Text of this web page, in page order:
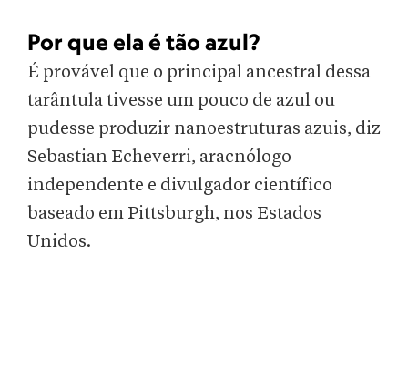
Por que ela é tão azul?
É provável que o principal ancestral dessa
tarântula tivesse um pouco de azul ou
pudesse produzir nanoestruturas azuis, diz
Sebastian Echeverri, aracnólogo
independente e divulgador científico
baseado em Pittsburgh, nos Estados
Unidos.